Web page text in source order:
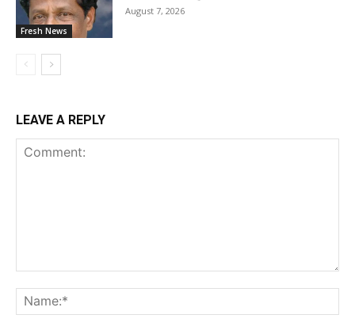
Fresh News
August 7, 2026
LEAVE A REPLY